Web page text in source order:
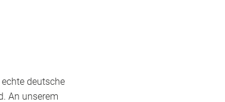
deutsche
An unserem